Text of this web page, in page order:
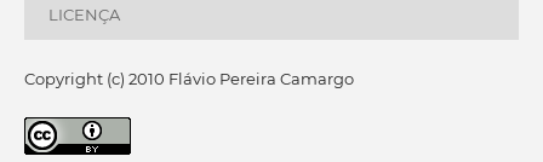
LICENÇA
Copyright (c) 2010 Flávio Pereira Camargo